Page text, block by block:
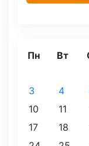
Пн Вт
3
4
10
11
17
18